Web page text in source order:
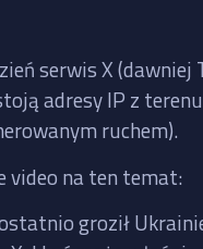
serwis X
adresy IP z
ruchem).
video na ten temat:
groził